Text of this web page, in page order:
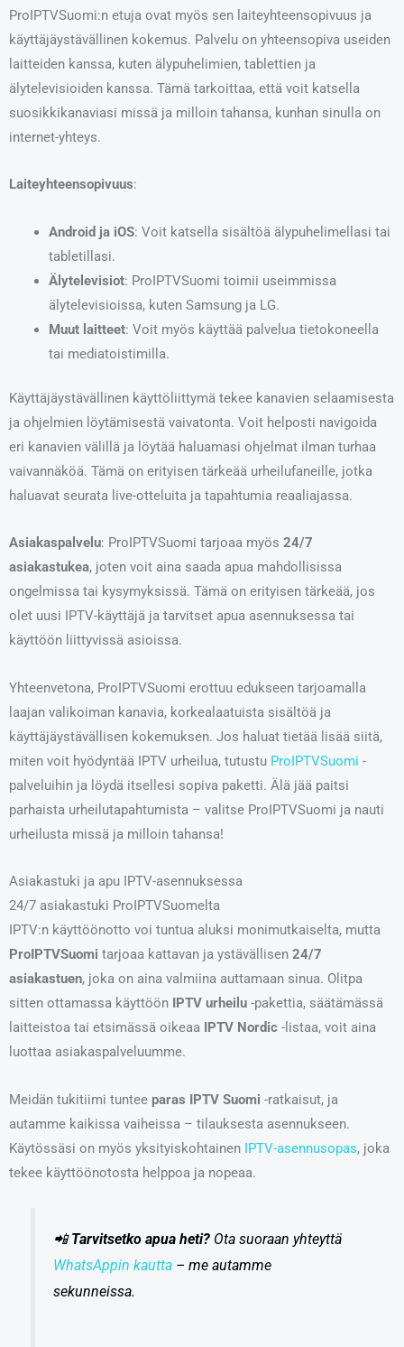
ProIPTVSuomi:n etuja ovat myös sen laiteyhteensopivuus ja
käyttäjäystävällinen kokemus. Palvelu on yhteensopiva useiden
laitteiden kanssa, kuten älypuhelimien, tablettien ja
älytelevisioiden kanssa. Tämä tarkoittaa, että voit katsella
suosikkikanaviasi missä ja milloin tahansa, kunhan sinulla on
internet-yhteys.
Laiteyhteensopivuus:
Android ja iOS: Voit katsella sisältöä älypuhelimellasi tai
tabletillasi.
Älytelevisiot: ProIPTVSuomi toimii useimmissa
älytelevisioissa, kuten Samsung ja LG.
Muut laitteet: Voit myös käyttää palvelua tietokoneella
tai mediatoistimilla.
Käyttäjäystävällinen käyttöliittymä tekee kanavien selaamisesta
ja ohjelmien löytämisestä vaivatonta. Voit helposti navigoida
eri kanavien välillä ja löytää haluamasi ohjelmat ilman turhaa
vaivannäköä. Tämä on erityisen tärkeää urheilufaneille, jotka
haluavat seurata live-otteluita ja tapahtumia reaaliajassa.
Asiakaspalvelu: ProIPTVSuomi tarjoaa myös 24/7
asiakastukea, joten voit aina saada apua mahdollisissa
ongelmissa tai kysymyksissä. Tämä on erityisen tärkeää, jos
olet uusi IPTV-käyttäjä ja tarvitset apua asennuksessa tai
käyttöön liittyvissä asioissa.
Yhteenvetona, ProIPTVSuomi erottuu edukseen tarjoamalla
laajan valikoiman kanavia, korkealaatuista sisältöä ja
käyttäjäystävällisen kokemuksen. Jos haluat tietää lisää siitä,
miten voit hyödyntää IPTV urheilua, tutustu ProIPTVSuomi -
palveluihin ja löydä itsellesi sopiva paketti. Älä jää paitsi
parhaista urheilutapahtumista – valitse ProIPTVSuomi ja nauti
urheilusta missä ja milloin tahansa!
Asiakastuki ja apu IPTV-asennuksessa
24/7 asiakastuki ProIPTVSuomelta
IPTV:n käyttöönotto voi tuntua aluksi monimutkaiselta, mutta
ProIPTVSuomi tarjoaa kattavan ja ystävällisen 24/7
asiakastuen, joka on aina valmiina auttamaan sinua. Olitpa
sitten ottamassa käyttöön IPTV urheilu -pakettia, säätämässä
laitteistoa tai etsimässä oikeaa IPTV Nordic -listaa, voit aina
luottaa asiakaspalveluumme.
Meidän tukitiimi tuntee paras IPTV Suomi -ratkaisut, ja
autamme kaikissa vaiheissa – tilauksesta asennukseen.
Käytössäsi on myös yksityiskohtainen IPTV-asennusopas, joka
tekee käyttöönotosta helppoa ja nopeaa.
📲Tarvitsetko apua heti? Ota suoraan yhteyttä
WhatsAppin kautta – me autamme
sekunneissa.